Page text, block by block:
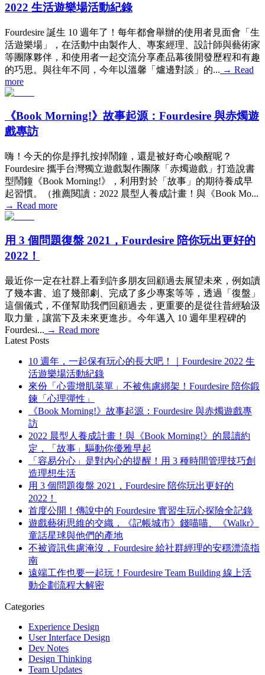
2022 生活遊樂場活動紀錄
Fourdesire 誕生 10 週年了！每年都會舉辦的使用者見面會「生
活遊樂場」，在活動中由製作人、專案經理、設計師與藝術家
等團隊夥伴，和使用者一起交流分享產品幕後開發歷程和有趣
的巧思。與往年不同，今年以溫馨「爐邊對談」的... → Read
more
《Book Morning!》故事起源：Fourdesire 與赤燭遊
戲專訪
嗨！今天的你是掙扎按掉鬧鐘，還是被好奇心喚醒呢？
Fourdesire 攜手台灣獨立遊戲製作團隊「赤燭遊戲」打造說書
型鬧鐘《Book Morning!》，利用對於「故事」的期待養成早
起習慣。（推薦閱讀：2022 晨型人養成計畫！與《Book Mo...
→ Read more
用 3 個問題復盤 2021，Fourdesire 陪你玩出更好的
2022！
最近你一定在社群上看到許多朋友回顧過去展望未來，例如讀
了幾本書、追了幾部劇、完成了多少專案等等，透過「復盤」
這個儀式，不僅幫助我們回顧過去，更重要的是從往昔經驗汲
取力量，讓當下及未來更進步。今年邁入 10 週年里程碑的
Fourdesi... → Read more
Latest Posts
10 週年，一起保有玩心的長大吧！｜Fourdesire 2022 生
活遊樂場活動紀錄
來份「心靈增肌菜單」不被焦慮綁架！Fourdesire 陪你鍛
鍊「心理彈性」
《Book Morning!》故事起源：Fourdesire 與赤燭遊戲專
訪
2022 晨型人養成計畫！與《Book Morning!》的晨讀約
定，「故事」驅動你優雅早起
「容易分心」是對內心的提醒！用 3 種時間管理技巧創
造理想生活
用 3 個問題復盤 2021，Fourdesire 陪你玩出更好的
2022！
首度公開！傳說中的 Fourdesire 實習生玩心探險全記錄
遊戲藝術思維的交織，《記帳城市》錢喵喵、《Walkr》
童話星球與他們的產地
不被資訊焦慮淹沒，Fourdesire 給社群經理的安穩漂流指
南
遠端工作也要一起玩！Fourdesire Team Building 線上活
動企劃流程大解密
Categories
Experience Design
User Interface Design
Dev Notes
Design Thinking
Team Updates